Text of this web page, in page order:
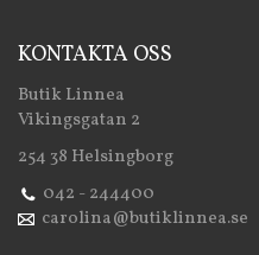
KONTAKTA OSS
Butik Linnea
Vikingsgatan 2
254 38 Helsingborg
042 - 244400
carolina@butiklinnea.se